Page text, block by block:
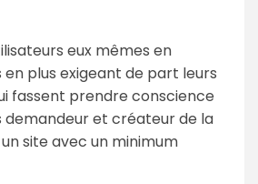
eux mêmes en
plus exigeant de part leurs
fassent prendre conscience
demandeur et créateur de la
site avec un minimum